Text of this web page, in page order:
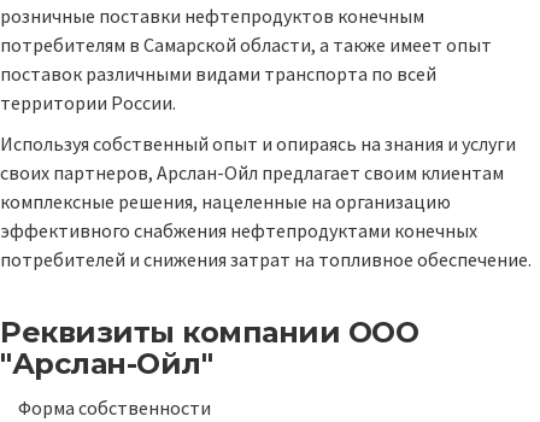
розничные поставки нефтепродуктов конечным
потребителям в Самарской области, а также имеет опыт
поставок различными видами транспорта по всей
территории России.
Используя собственный опыт и опираясь на знания и услуги
своих партнеров, Арслан-Ойл предлагает своим клиентам
комплексные решения, нацеленные на организацию
эффективного снабжения нефтепродуктами конечных
потребителей и снижения затрат на топливное обеспечение.
Реквизиты компании ООО
"Арслан-Ойл"
Форма собственности